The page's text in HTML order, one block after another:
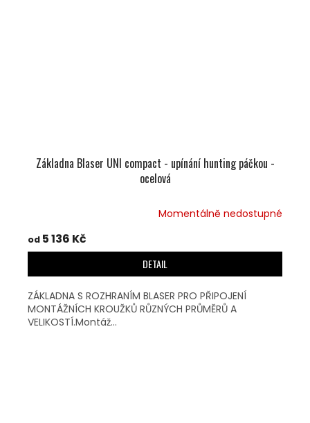
Základna Blaser UNI compact - upínání hunting páčkou -
ocelová
Momentálně nedostupné
od 5 136 Kč
DETAIL
ZÁKLADNA S ROZHRANÍM BLASER PRO PŘIPOJENÍ
MONTÁŽNÍCH KROUŽKŮ RŮZNÝCH PRŮMĚRŮ A
VELIKOSTÍ.Montáž...